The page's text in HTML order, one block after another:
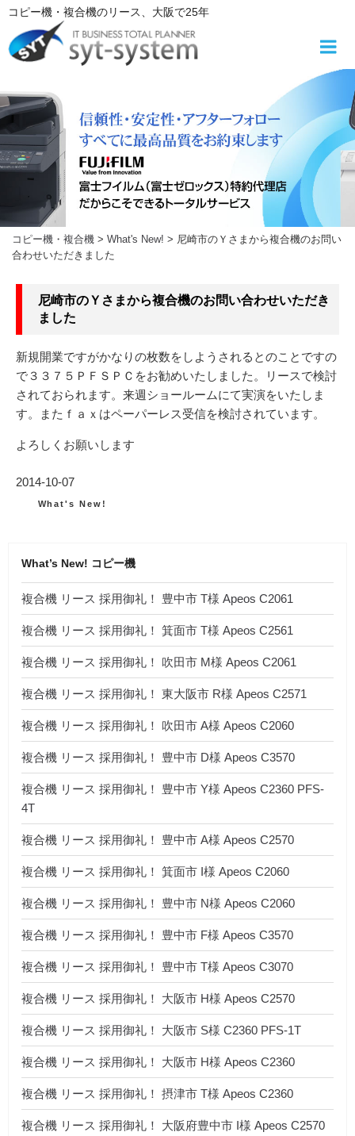
コ
テ
へ
ス
キ
ッ
コピー機・複合機のリース 、大阪で25年
コピー機・複合機 > What's New! > 尼崎市のＹさまから複合機のお問い
合わせいただきました
尼崎市のＹさまから複合機のお問い合わせいただき
ました
新規開業ですがかなりの枚数をしようされるとのことですの
で３３７５ＰＦＳＰＣをお勧めいたしました。リースで検討
されておられます。来週ショールームにて実演をいたしま
す。またｆａｘはペーパーレス受信を検討されています。
よろしくお願いします
投
2014-10-07
カ
What's New!
What’s New! コピー機
複合機 リース 採用御礼！ 豊中市 T様 Apeos C2061
複合機 リース 採用御礼！ 箕面市 T様 Apeos C2561
複合機 リース 採用御礼！ 吹田市 M様 Apeos C2061
複合機 リース 採用御礼！ 東大阪市 R様 Apeos C2571
複合機 リース 採用御礼！ 吹田市 A様 Apeos C2060
複合機 リース 採用御礼！ 豊中市 D様 Apeos C3570
複合機 リース 採用御礼！ 豊中市 Y様 Apeos C2360 PFS-
4T
複合機 リース 採用御礼！ 豊中市 A様 Apeos C2570
複合機 リース 採用御礼！ 箕面市 I様 Apeos C2060
複合機 リース 採用御礼！ 豊中市 N様 Apeos C2060
複合機 リース 採用御礼！ 豊中市 F様 Apeos C3570
複合機 リース 採用御礼！ 豊中市 T様 Apeos C3070
複合機 リース 採用御礼！ 大阪市 H様 Apeos C2570
複合機 リース 採用御礼！ 大阪市 S様 C2360 PFS-1T
複合機 リース 採用御礼！ 大阪市 H様 Apeos C2360
複合機 リース 採用御礼！ 摂津市 T様 Apeos C2360
複合機 リース 採用御礼！ 大阪府豊中市 I様 Apeos C2570